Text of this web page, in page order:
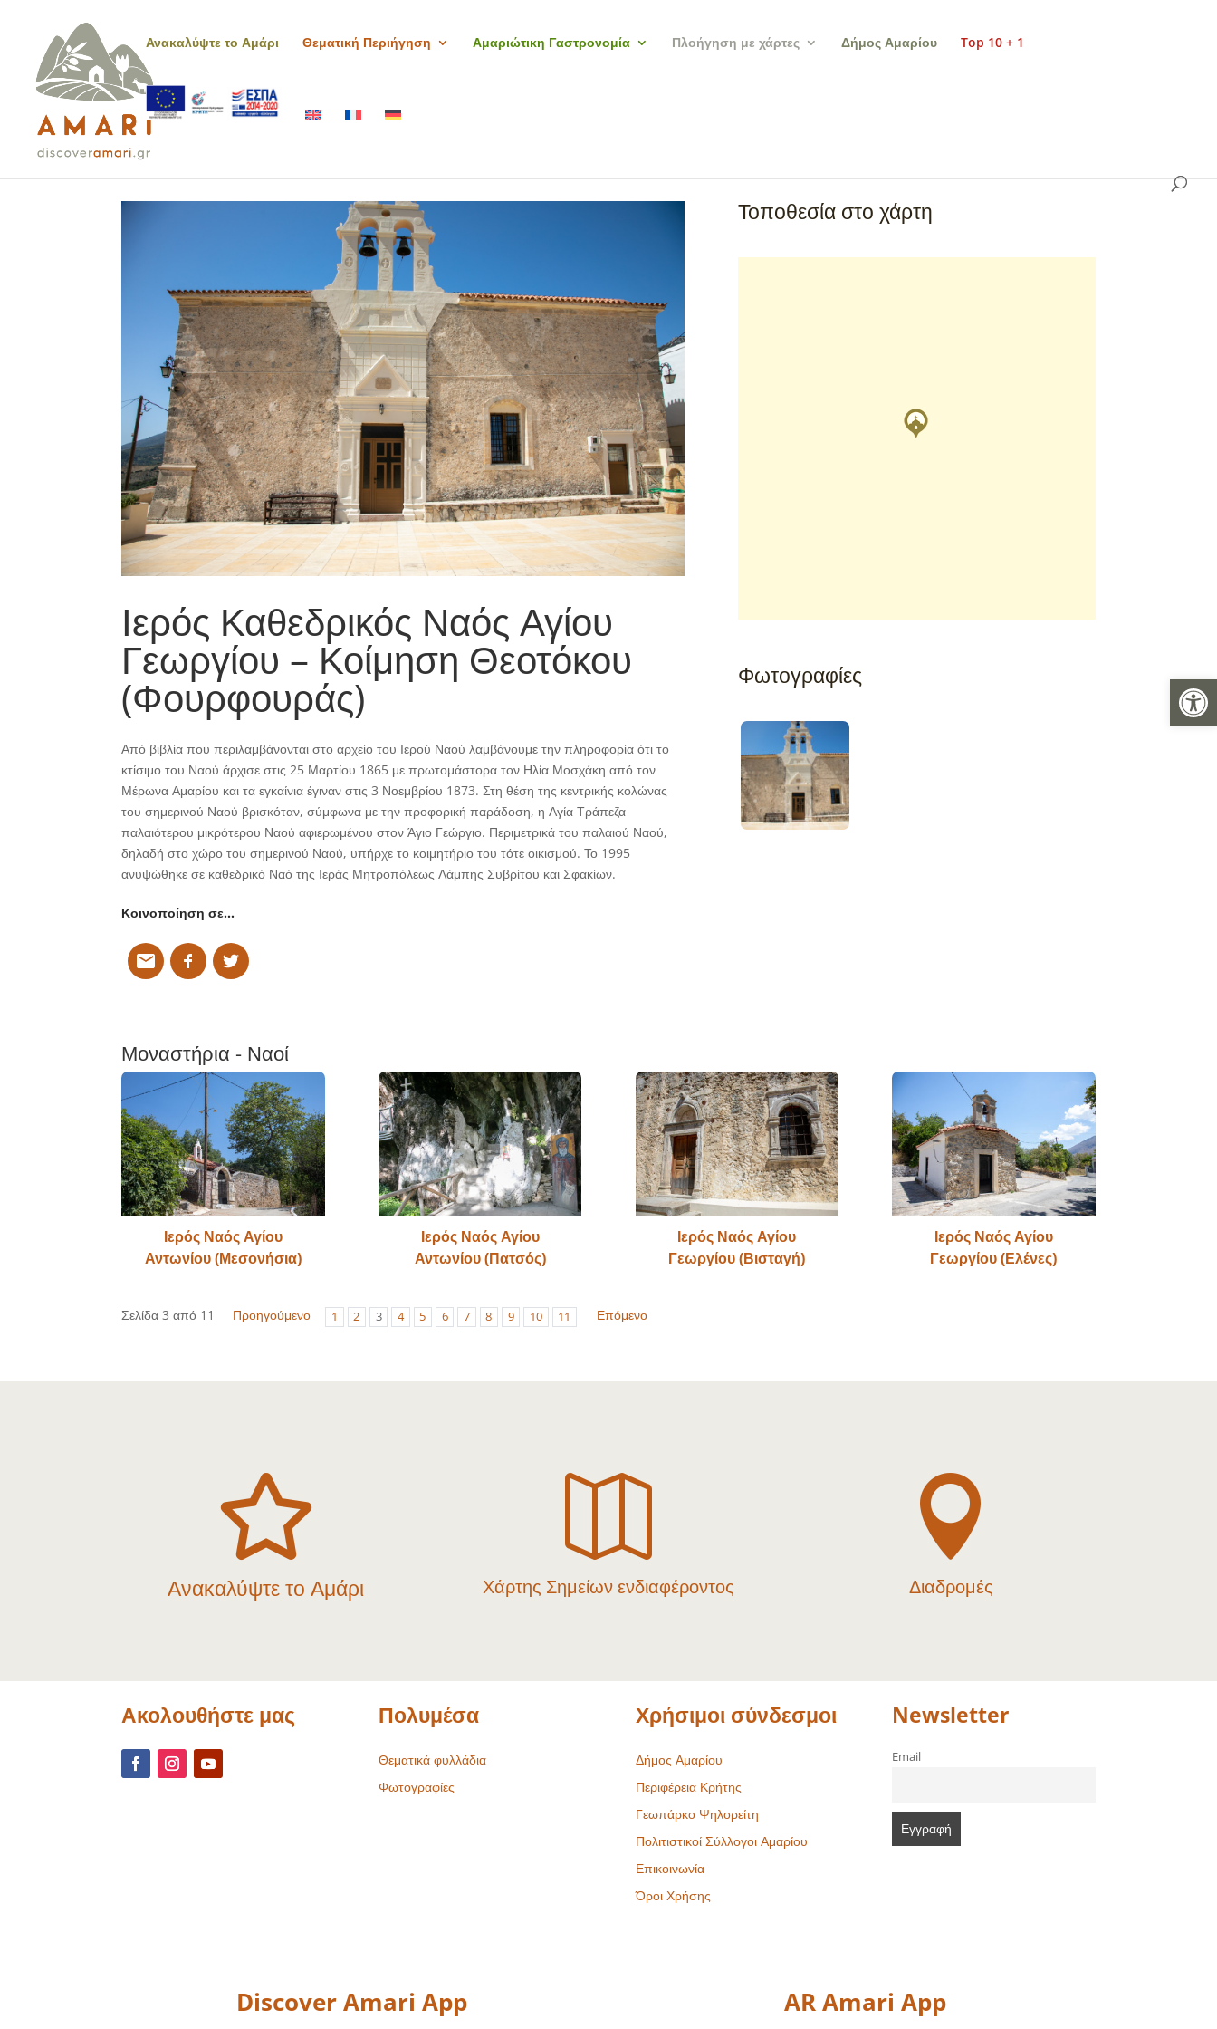
Ανακαλύψτε το Αμάρι Θεματική Περιήγηση Αμαριώτικη Γαστρονομία Πλοήγηση με χάρτες Δήμος Αμαρίου Top 10 + 1
Ιερός Καθεδρικός Ναός Αγίου
Γεωργίου – Κοίμηση Θεοτόκου
(Φουρφουράς)
Από βιβλία που περιλαμβάνονται στο αρχείο του Ιερού Ναού λαμβάνουμε την πληροφορία ότι το
κτίσιμο του Ναού άρχισε στις 25 Μαρτίου 1865 με πρωτομάστορα τον Ηλία Μοσχάκη από τον
Μέρωνα Αμαρίου και τα εγκαίνια έγιναν στις 3 Νοεμβρίου 1873. Στη θέση της κεντρικής κολώνας
του σημερινού Ναού βρισκόταν, σύμφωνα με την προφορική παράδοση, η Αγία Τράπεζα
παλαιότερου μικρότερου Ναού αφιερωμένου στον Άγιο Γεώργιο. Περιμετρικά του παλαιού Ναού,
δηλαδή στο χώρο του σημερινού Ναού, υπήρχε το κοιμητήριο του τότε οικισμού. Το 1995
ανυψώθηκε σε καθεδρικό Ναό της Ιεράς Μητροπόλεως Λάμπης Συβρίτου και Σφακίων.
Κοινοποίηση σε…
Τοποθεσία στο χάρτη
Φωτογραφίες
Μοναστήρια - Ναοί
Ιερός Ναός Αγίου
Αντωνίου (Μεσονήσια)
Ιερός Ναός Αγίου
Αντωνίου (Πατσός)
Ιερός Ναός Αγίου
Γεωργίου (Βισταγή)
Ιερός Ναός Αγίου
Γεωργίου (Ελένες)
Σελίδα 3 από 11 Προηγούμενο 1 2 3 4 5 6 7 8 9 10 11 Επόμενο

Ανακαλύψτε το Αμάρι

Χάρτης Σημείων ενδιαφέροντος

Διαδρομές
Ακολουθήστε μας Πολυμέσα
Θεματικά φυλλάδια
Φωτογραφίες
Χρήσιμοι σύνδεσμοι
Δήμος Αμαρίου
Περιφέρεια Κρήτης
Γεωπάρκο Ψηλορείτη
Πολιτιστικοί Σύλλογοι Αμαρίου
Επικοινωνία
Όροι Χρήσης
Newsletter
Email
Discover Amari App AR Amari App